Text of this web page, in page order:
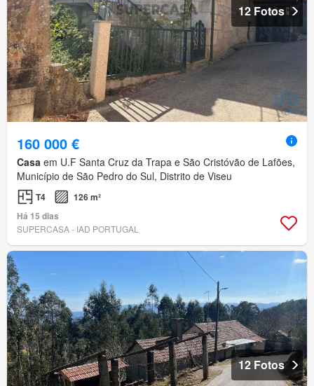
12 Fotos
160 000 €
Casa em U.F Santa Cruz da Trapa e São Cristóvão de Lafões,
Município de São Pedro do Sul, Distrito de Viseu
T4
126 m²
Há 15 dias
SUPERCASA - IAD PORTUGAL
12 Fotos